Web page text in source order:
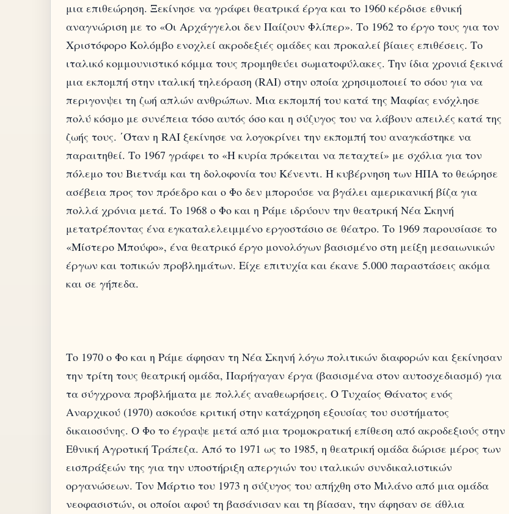
μια επιθεώρηση. Ξεκίνησε να γράφει θεατρικά έργα και το 1960 κέρδισε εθνική
αναγνώριση με το «Οι Αρχάγγελοι δεν Παίζουν Φλίπερ». Το 1962 το έργο τους για τον
Χριστόφορο Κολόμβο ενοχλεί ακροδεξιές ομάδες και προκαλεί βίαιες επιθέσεις. Το
ιταλικό κομμουνιστικό κόμμα τους προμηθεύει σωματοφύλακες. Την ίδια χρονιά ξεκινά
μια εκπομπή στην ιταλική τηλεόραση (RAI) στην οποία χρησιμοποιεί το σόου για να
περιγονψει τη ζωή απλών ανθρώπων. Μια εκπομπή του κατά της Μαφίας ενόχλησε
πολύ κόσμο με συνέπεια τόσο αυτός όσο και η σύζυγος του να λάβουν απειλές κατά της
ζωής τους. ΄Όταν η RAI ξεκίνησε να λογοκρίνει την εκπομπή του αναγκάστηκε να
παραιτηθεί. Το 1967 γράφει το «Η κυρία πρόκειται να πεταχτεί» με σχόλια για τον
πόλεμο του Βιετνάμ και τη δολοφονία του Κένεντι. Η κυβέρνηση των ΗΠΑ το θεώρησε
ασέβεια προς τον πρόεδρο και ο Φο δεν μπορούσε να βγάλει αμερικανική βίζα για
πολλά χρόνια μετά. Το 1968 ο Φο και η Ράμε ιδρύουν την θεατρική Νέα Σκηνή
μετατρέποντας ένα εγκαταλελειμμένο εργοστάσιο σε θέατρο. Το 1969 παρουσίασε το
«Μίστερο Μπούφο», ένα θεατρικό έργο μονολόγων βασισμένο στη μείξη μεσαιωνικών
έργων και τοπικών προβλημάτων. Είχε επιτυχία και έκανε 5.000 παραστάσεις ακόμα
Το 1970 ο Φο και η Ράμε άφησαν τη Νέα Σκηνή λόγω πολιτικών διαφορών και ξεκίνησαν
την τρίτη τους θεατρική ομάδα, Παρήγαγαν έργα (βασισμένα στον αυτοσχεδιασμό) για
τα σύγχρονα προβλήματα με πολλές αναθεωρήσεις. Ο Τυχαίος Θάνατος ενός
Αναρχικού (1970) ασκούσε κριτική στην κατάχρηση εξουσίας του συστήματος
δικαιοσύνης. Ο Φο το έγραψε μετά από μια τρομοκρατική επίθεση από ακροδεξιούς στην
Εθνική Αγροτική Τράπεζα. Από το 1971 ως το 1985, η θεατρική ομάδα δώρισε μέρος των
εισπράξεών της για την υποστήριξη απεργιών του ιταλικών συνδικαλιστικών
οργανώσεων. Τον Μάρτιο του 1973 η σύζυγος του απήχθη στο Μιλάνο από μια ομάδα
νεοφασιστών, οι οποίοι αφού τη βασάνισαν και τη βίασαν, την άφησαν σε άθλια